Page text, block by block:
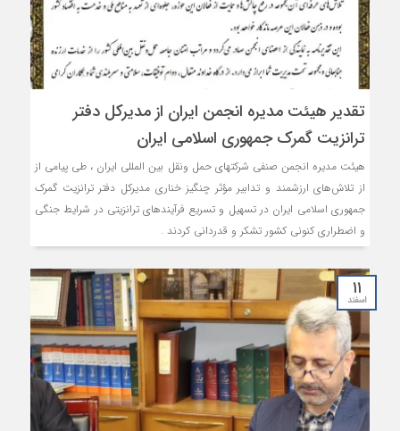
تقدیر هیئت مدیره انجمن ایران از مدیرکل دفتر
ترانزیت گمرک جمهوری اسلامی ایران
هیئت مدیره انجمن صنفی شرکتهای حمل ونقل بین المللی ایران ، طی پیامی از
از تلاش‌های ارزشمند و تدابیر مؤثر چنگیز خناری مدیرکل دفتر ترانزیت گمرک
جمهوری اسلامی ایران در تسهیل و تسریع فرآیندهای ترانزیتی در شرایط جنگی
و اضطراری کنونی کشور تشکر و قدردانی کردند .
۱۱
اسفند